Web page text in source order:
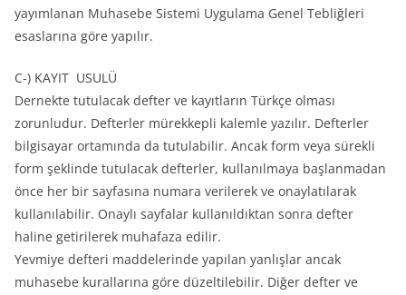
yayımlanan Muhasebe Sistemi Uygulama Genel Tebliğleri
esaslarına göre yapılır.
C-) KAYIT USULÜ
Dernekte tutulacak defter ve kayıtların Türkçe olması
zorunludur. Defterler mürekkepli kalemle yazılır. Defterler
bilgisayar ortamında da tutulabilir. Ancak form veya sürekli
form şeklinde tutulacak defterler, kullanılmaya başlanmadan
önce her bir sayfasına numara verilerek ve onaylatılarak
kullanılabilir. Onaylı sayfalar kullanıldıktan sonra defter
haline getirilerek muhafaza edilir.
Yevmiye defteri maddelerinde yapılan yanlışlar ancak
muhasebe kurallarına göre düzeltilebilir. Diğer defter ve